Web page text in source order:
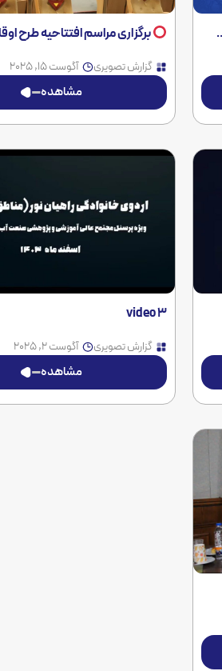
برگزاری مراسم افتتاحیه طرح اوقات فراغت فرزندان پرسنل
گزارش تصویری آگوست 15, 2025
مشاهده
video 3
گزارش تصویری آگوست 2, 2025
مشاهده